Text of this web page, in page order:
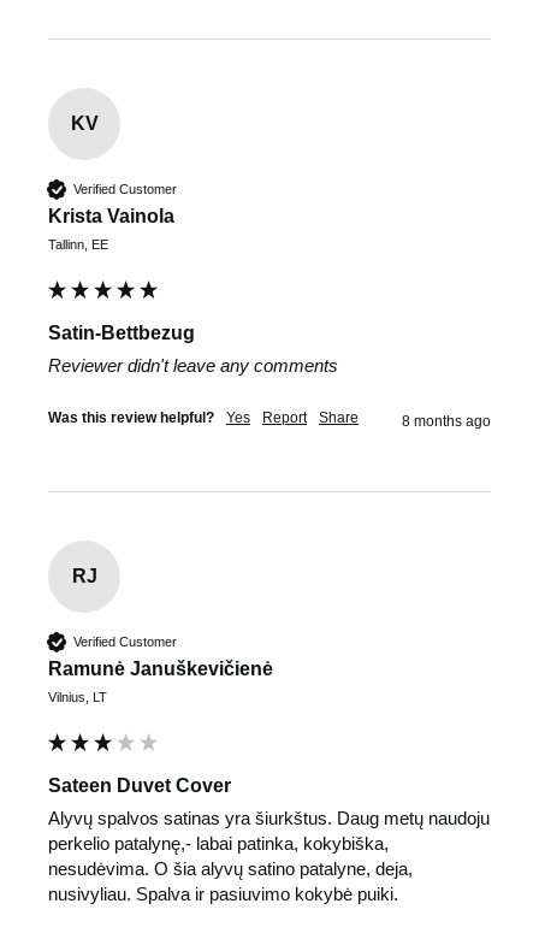
KV
Verified Customer
Krista Vainola
Tallinn, EE
Satin-Bettbezug
Reviewer didn't leave any comments
Was this review helpful? Yes Report Share 8 months ago
RJ
Verified Customer
Ramunė Januškevičienė
Vilnius, LT
Sateen Duvet Cover
Alyvų spalvos satinas yra šiurkštus. Daug metų naudoju
perkelio patalynę,- labai patinka, kokybiška,
nesudėvima. O šia alyvų satino patalyne, deja,
nusivyliau. Spalva ir pasiuvimo kokybė puiki.